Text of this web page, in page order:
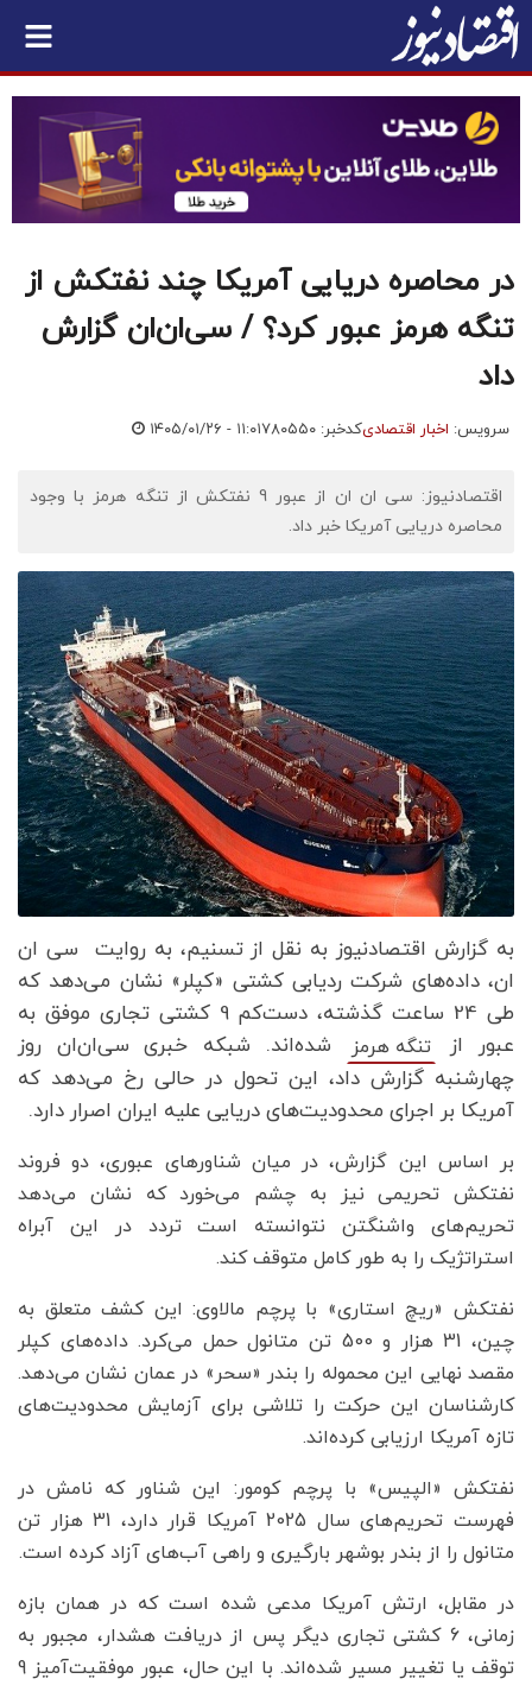
در محاصره دریایی آمریکا چند نفتکش از
تنگه هرمز عبور کرد؟ / سی‌ان‌ان گزارش
داد
سرویس: اخبار اقتصادیکدخبر: ۷۸۰۵۵۰ ۱۴۰۵/۰۱/۲۶ - ۱۱:۰۱
اقتصادنیوز: سی ان ان از عبور 9 نفتکش از تنگه هرمز با وجود
محاصره دریایی آمریکا خبر داد.
به گزارش اقتصادنیوز به نقل از تسنیم، به روایت
سی ان
ان،داده‌های شرکت ردیابی کشتی «کپلر» نشان می‌دهد که
طی 24 ساعت گذشته، دست‌کم 9 کشتی تجاری موفق به
عبور از
تنگه هرمز
شده‌اند. شبکه خبری سی‌ان‌ان روز
چهارشنبه گزارش داد، این تحول در حالی رخ می‌دهد که
آمریکا بر اجرای محدودیت‌های دریایی علیه ایران اصرار دارد.
بر اساس این گزارش، در میان شناورهای عبوری، دو فروند
نفتکش تحریمی نیز به چشم می‌خورد که نشان می‌دهد
تحریم‌های واشنگتن نتوانسته است تردد در این آبراه
استراتژیک را به طور کامل متوقف کند.
نفتکش «ریچ استاری» با پرچم مالاوی: این کشف متعلق به
چین، 31 هزار و 500 تن متانول حمل می‌کرد. داده‌های کپلر
مقصد نهایی این محموله را بندر «سحر» در عمان نشان می‌دهد.
کارشناسان این حرکت را تلاشی برای آزمایش محدودیت‌های
تازه آمریکا ارزیابی کرده‌اند.
نفتکش «الپیس» با پرچم کومور: این شناور که نامش در
فهرست تحریم‌های سال 2025 آمریکا قرار دارد، 31 هزار تن
متانول را از بندر بوشهر بارگیری و راهی آب‌های آزاد کرده است.
در مقابل، ارتش آمریکا مدعی شده است که در همان بازه
زمانی، 6 کشتی تجاری دیگر پس از دریافت هشدار، مجبور به
توقف یا تغییر مسیر شده‌اند. با این حال، عبور موفقیت‌آمیز 9